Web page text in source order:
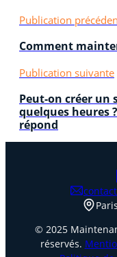
Publication
Comment
Publication suivante
Peut-on créer un
quelques heures
répond
© 2025
réservés.